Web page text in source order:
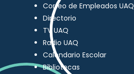
Correo de Empleados UAQ
Directorio
TV UAQ
Radio UAQ
Calendario Escolar
Bibliotecas